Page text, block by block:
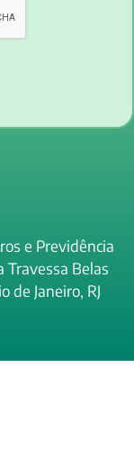
e Previdência
Travessa Belas
Janeiro, RJ